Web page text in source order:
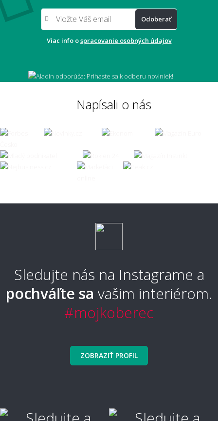
Aký veľký presah má mať koberec pod
stolom?
Môže mi koberec opticky zväčšiť miestnosť?
👣 Pohodlie a každodenné používanie
naboso?
Aký typ koberca je najpohodlnejší?
Aký typ koberca sa nebude zošliapávať?
Ako sa koberec čistí a udržuje?
Ako vyčistiť škvrny?
Odoberať
Viac info ospracovanie osobných údajov
Napísali o nás
Sledujte nás na Instagrame a
pochváľte sa vašim interiérom.
#mojkoberec
ZOBRAZIŤ PROFIL